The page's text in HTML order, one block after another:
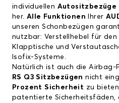
individuellen Autositzbezüge
her. Alle Funktionen Ihrer
unseren Schonbezügen
nutzbar: Verstellhebel für den
Klapptische und
Isofix-Systeme.
Natürlich ist auch die
RS Q3 Sitzbezügen nicht
Prozent Sicherheit zu
patentierte Sicherheitsfäden,